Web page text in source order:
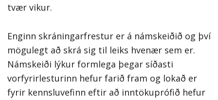
tvær vikur.
Enginn skráningarfrestur er á námskeiðið og því
mögulegt að skrá sig til leiks hvenær sem er.
Námskeiði lýkur formlega þegar síðasti
vorfyrirlesturinn hefur farið fram og lokað er
fyrir kennsluvefinn eftir að inntökuprófið hefur